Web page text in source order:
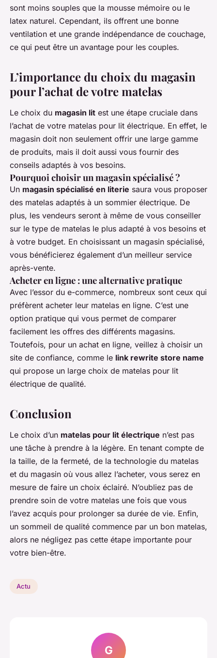
sont moins souples que la mousse mémoire ou le
latex naturel. Cependant, ils offrent une bonne
ventilation et une grande indépendance de couchage,
ce qui peut être un avantage pour les couples.
L’importance du choix du magasin
pour l’achat de votre matelas
Le choix du magasin lit est une étape cruciale dans
l’achat de votre matelas pour lit électrique. En effet, le
magasin doit non seulement offrir une large gamme
de produits, mais il doit aussi vous fournir des
conseils adaptés à vos besoins.
Pourquoi choisir un magasin spécialisé ?
Un magasin spécialisé en literie saura vous proposer
des matelas adaptés à un sommier électrique. De
plus, les vendeurs seront à même de vous conseiller
sur le type de matelas le plus adapté à vos besoins et
à votre budget. En choisissant un magasin spécialisé,
vous bénéficierez également d’un meilleur service
après-vente.
Acheter en ligne : une alternative pratique
Avec l’essor du e-commerce, nombreux sont ceux qui
préfèrent acheter leur matelas en ligne. C’est une
option pratique qui vous permet de comparer
facilement les offres des différents magasins.
Toutefois, pour un achat en ligne, veillez à choisir un
site de confiance, comme le link rewrite store name
qui propose un large choix de matelas pour lit
électrique de qualité.
Conclusion
Le choix d’un matelas pour lit électrique n’est pas
une tâche à prendre à la légère. En tenant compte de
la taille, de la fermeté, de la technologie du matelas
et du magasin où vous allez l’acheter, vous serez en
mesure de faire un choix éclairé. N’oubliez pas de
prendre soin de votre matelas une fois que vous
l’avez acquis pour prolonger sa durée de vie. Enfin,
un sommeil de qualité commence par un bon matelas,
alors ne négligez pas cette étape importante pour
votre bien-être.
Actu
G